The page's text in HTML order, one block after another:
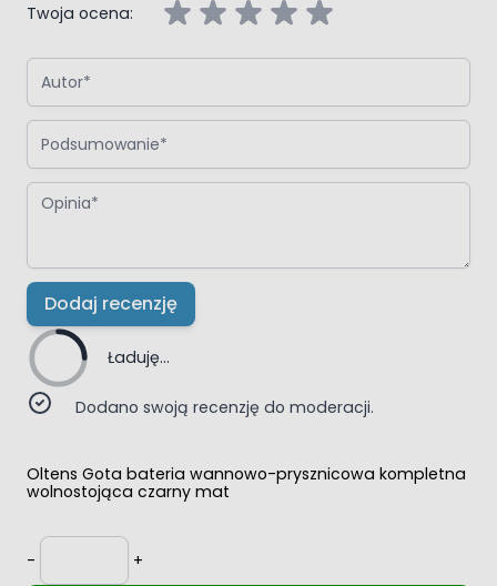
Twoja ocena:
Autor
Podsumowanie
Opinia
Dodaj recenzję
Ładuję...
Dodano swoją recenzję do moderacji.
Oltens Gota bateria wannowo-prysznicowa kompletna
wolnostojąca czarny mat
-
Ilość
+